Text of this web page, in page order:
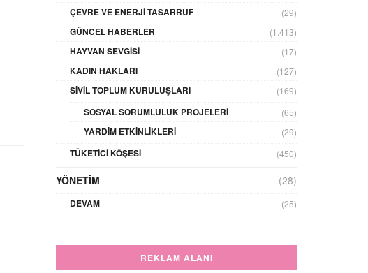
ÇEVRE VE ENERJI TASARRUF (29)
GÜNCEL HABERLER (1.413)
HAYVAN SEVGISI (17)
KADIN HAKLARI (127)
SIVIL TOPLUM KURULUŞLARI (169)
SOSYAL SORUMLULUK PROJELERI (65)
YARDIM ETKINLIKLERI (29)
TÜKETICI KÖŞESI (450)
YÖNETIM (28)
DEVAM (25)
REKLAM ALANI